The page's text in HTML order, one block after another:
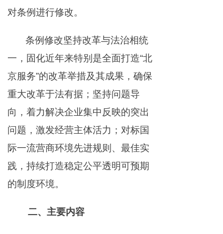
对条例进行修改。
条例修改坚持改革与法治相统
一，固化近年来特别是全面打造“北
京服务”的改革举措及其成果，确保
重大改革于法有据；坚持问题导
向，着力解决企业集中反映的突出
问题，激发经营主体活力；对标国
际一流营商环境先进规则、最佳实
践，持续打造稳定公平透明可预期
的制度环境。
二、主要内容